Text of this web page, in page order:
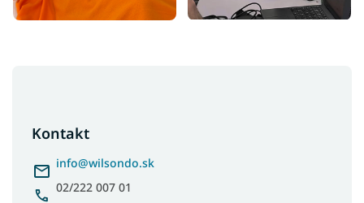
Kontakt
info@wilsondo.sk
02/222 007 01